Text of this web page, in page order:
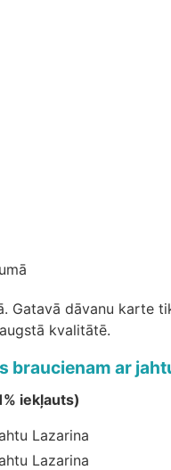
Gatavā dāvanu karte
kvalitātē.
braucienam ar
iekļauts)
Lazarina
Lazarina